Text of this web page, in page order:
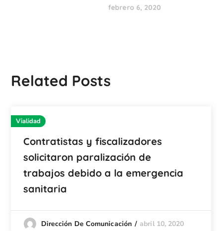
febrero 6, 2020
Related Posts
Vialidad
Contratistas y fiscalizadores
solicitaron paralización de
trabajos debido a la emergencia
sanitaria
Dirección De Comunicación abril 10, 2020